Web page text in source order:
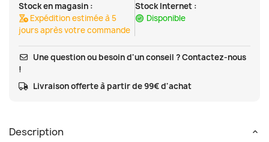
Stock en magasin :
Expédition estimée à 5
jours après votre commande
Stock Internet :
Disponible
Une question ou besoin d'un conseil ? Contactez-nous
!
Livraison offerte à partir de 99€ d'achat
Description